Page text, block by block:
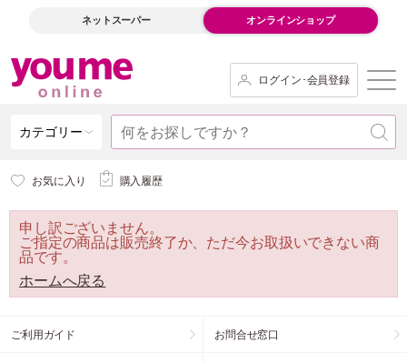
ネットスーパー オンラインショップ
ログイン･会員登録
カテゴリー
お気に入り 購入履歴
申し訳ございません。
ご指定の商品は販売終了か、ただ今お取扱いできない商
品です。
ホームへ戻る
ご利用ガイド お問合せ窓口